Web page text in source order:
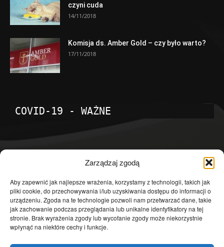
Zarządzaj zgodą
Aby zapewnić jak najlepsze wrażenia, korzystamy z technologii, takich jak
pliki cookie, do przechowywania i/lub uzyskiwania dostępu do informacji o
urządzeniu. Zgoda na te technologie pozwoli nam przetwarzać dane, takie
jak zachowanie podczas przeglądania lub unikalne identyfikatory na tej
stronie. Brak wyrażenia zgody lub wycofanie zgody może niekorzystnie
wpłynąć na niektóre cechy i funkcje.
czyni cuda
14/11/2018
Komisja ds. Amber Gold – czy było warto?
17/11/2018
COVID-19 - WAŻNE
Temat dnia
4601
Publicystyka
4363
Polityka
3639
Polska
Społeczeństwo
2823